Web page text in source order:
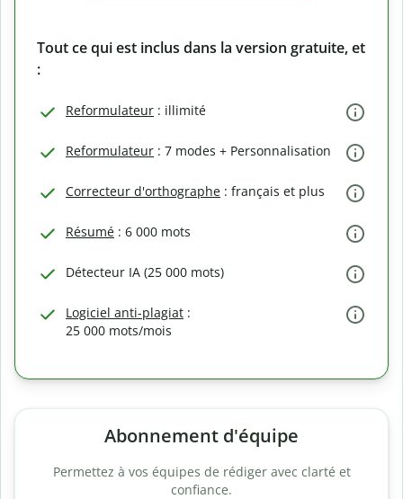
Tout ce qui est inclus dans la version gratuite, et
:
Reformulateur : illimité
Reformulateur : 7 modes + Personnalisation
Correcteur d'orthographe : français et plus
Résumé : 6 000 mots
Détecteur IA (25 000 mots)
Logiciel anti-plagiat :
25 000 mots/mois
Abonnement d'équipe
Permettez à vos équipes de rédiger avec clarté et
confiance.